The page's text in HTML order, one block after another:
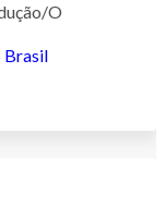
O
Brasil